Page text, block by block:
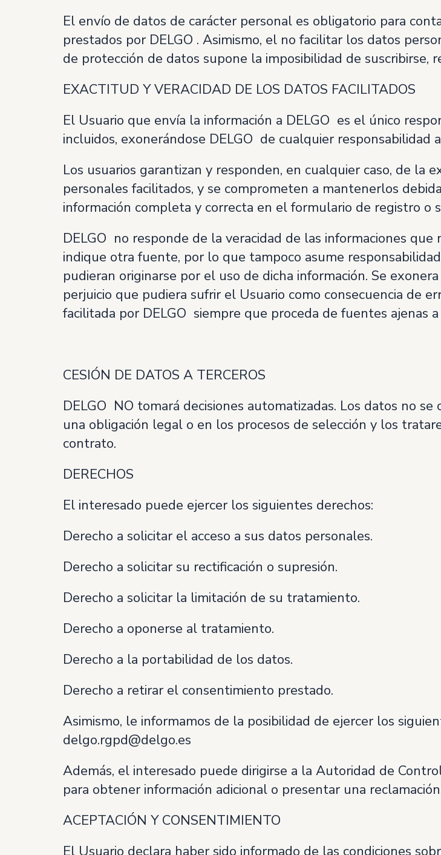
El envío de datos de carácter personal es obligatorio para
prestados por DELGO . Asimismo, el no facilitar los datos
de protección de datos supone la imposibilidad de suscribirse,
EXACTITUD Y VERACIDAD DE LOS DATOS FACILITADOS
El Usuario que envía la información a DELGO es el único
incluidos, exonerándose DELGO de cualquier responsabilidad
Los usuarios garantizan y responden, en cualquier caso, de la
personales facilitados, y se comprometen a mantenerlos
información completa y correcta en el formulario de registro o
DELGO no responde de la veracidad de las informaciones
indique otra fuente, por lo que tampoco asume
pudieran originarse por el uso de dicha información. Se
perjuicio que pudiera sufrir el Usuario como consecuencia de
facilitada por DELGO siempre que proceda de fuentes ajenas a
CESIÓN DE DATOS A TERCEROS
DELGO NO tomará decisiones automatizadas. Los datos no
una obligación legal o en los procesos de selección y los
contrato.
DERECHOS
El interesado puede ejercer los siguientes derechos:
Derecho a solicitar el acceso a sus datos personales.
Derecho a solicitar su rectificación o supresión.
Derecho a solicitar la limitación de su tratamiento.
Derecho a oponerse al tratamiento.
Derecho a la portabilidad de los datos.
Derecho a retirar el consentimiento prestado.
Asimismo, le informamos de la posibilidad de ejercer los
delgo.rgpd@delgo.es
Además, el interesado puede dirigirse a la Autoridad de
para obtener información adicional o presentar una
ACEPTACIÓN Y CONSENTIMIENTO
El Usuario declara haber sido informado de las condiciones